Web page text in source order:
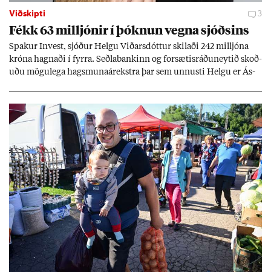
Viðskipti 3
Fékk 63 millj­ón­ir í þókn­un vegna sjóðs­ins
Spak­ur In­vest, sjóð­ur Helgu Við­ars­dótt­ur skil­aði 242 millj­óna
króna hagn­aði í fyrra. Seðla­bank­inn og for­sæt­is­ráðu­neyt­ið skoð­
uðu mögu­lega hags­muna­árekstra þar sem unnusti Helgu er Ás­